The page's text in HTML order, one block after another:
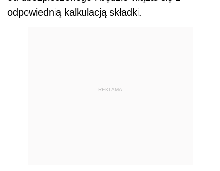
odpowiednią kalkulacją składki.
REKLAMA